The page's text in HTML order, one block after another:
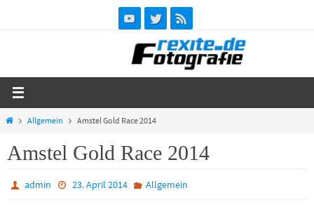
StartAllgemein Amstel Gold Race 2014
Amstel Gold Race 2014
admin 23. April 2014 Allgemein